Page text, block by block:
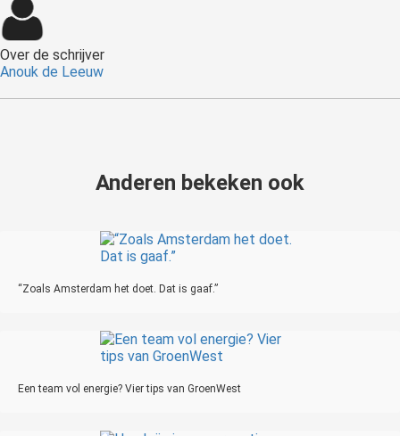
Over de schrijver
Anouk de Leeuw
Anderen bekeken ook
“Zoals Amsterdam het doet. Dat is gaaf.”
Een team vol energie? Vier tips van GroenWest